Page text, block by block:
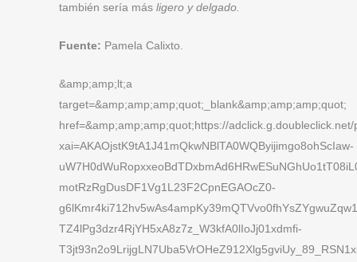
también sería más ligero y delgado.
Fuente: Pamela Calixto.
&amp;amp;lt;a
target=&amp;amp;amp;quot;_blank&amp;amp;amp;quot;
href=&amp;amp;amp;quot;https://adclick.g.doubleclick.net/
xai=AKAOjstK9tA1J41mQkwNBlTA0WQByijimgo8ohScIaw-
motRzRgDusDF1Vg1L23F2CpnEGAOcZ0-
TZ4lPg3dzr4RjYH5xA8z7z_W3kfA0lIoJj01xdmfi-